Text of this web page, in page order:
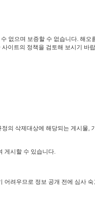
없으며 보증할 수 없습니다. 해오
이트의 정책을 검토해 보시기 바
의 삭제대상에 해당되는 게시물,
게시할 수 있습니다.
려우므로 정보 공개 전에 심사